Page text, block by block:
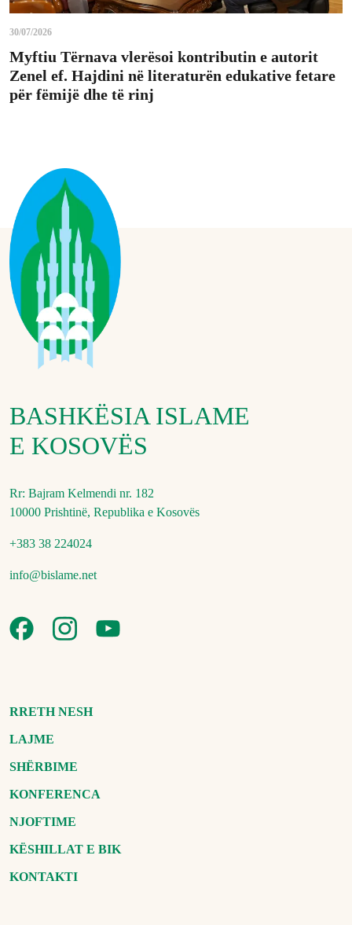
30/07/2026
Myftiu Tërnava vlerësoi kontributin e autorit
Zenel ef. Hajdini në literaturën edukative fetare
për fëmijë dhe të rinj
BASHKËSIA ISLAME
E KOSOVËS
Rr: Bajram Kelmendi nr. 182
10000 Prishtinë, Republika e Kosovës
+383 38 224024
info@bislame.net
RRETH NESH
LAJME
SHËRBIME
KONFERENCA
NJOFTIME
KËSHILLAT E BIK
KONTAKTI